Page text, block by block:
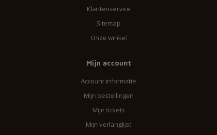
Klantenservice
Sitemap
Onze winkel
Mijn account
Account informatie
Mijn bestellingen
Mijn tickets
Mijn verlanglijst